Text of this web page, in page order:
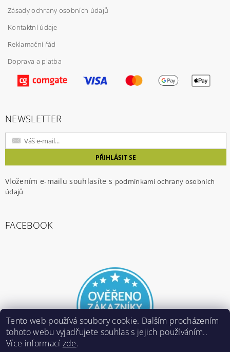
Vložením hodnocení souhlasíte spodmínkami
ochrany osobních údajů
Zásady ochrany osobních údajů
Kontaktní údaje
Reklamační řád
Doprava a platba
NEWSLETTER
Vložením e-mailu souhlasíte s podmínkami ochrany osobních
údajů
FACEBOOK
Tento web používá soubory cookie. Dalším procházením
tohoto webu vyjadřujete souhlas s jejich používáním..
Více informací zde.